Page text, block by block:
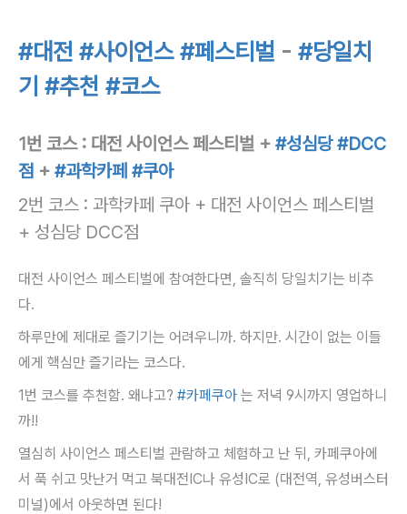
#대전 #사이언스 #페스티벌 - #당일치
기 #추천 #코스
1번 코스 : 대전 사이언스 페스티벌 + #성심당 #DCC
점 + #과학카페 #쿠아
2번 코스 : 과학카페 쿠아 + 대전 사이언스 페스티벌
+ 성심당 DCC점
대전 사이언스 페스티벌에 참여한다면, 솔직히 당일치기는 비추
다.
하루만에 제대로 즐기기는 어려우니까. 하지만. 시간이 없는 이들
에게 핵심만 즐기라는 코스다.
1번 코스를 추천함. 왜냐고? #카페쿠아 는 저녁 9시까지 영업하니
까!!
열심히 사이언스 페스티벌 관람하고 체험하고 난 뒤, 카페쿠아에
서 푹 쉬고 맛난거 먹고 북대전IC나 유성IC로 (대전역, 유성버스터
미널)에서 아웃하면 된다!